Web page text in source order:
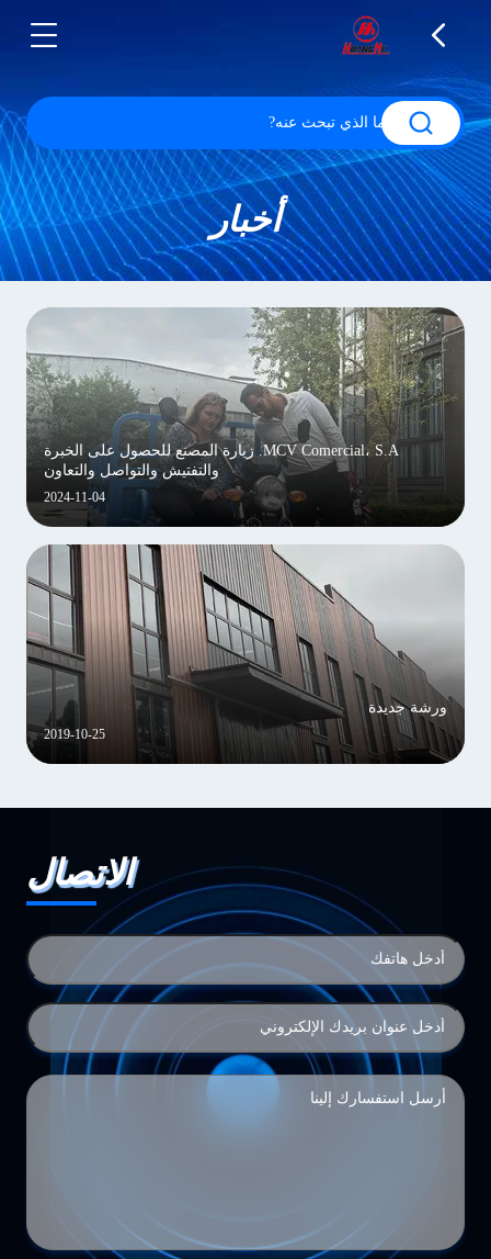
أخبار
2024-11-04
MCV Comercial، S.A. زيارة المصنع للحصول على الخبرة
والتفتيش والتواصل والتعاون
2019-10-25
ورشة جديدة
الاتصال